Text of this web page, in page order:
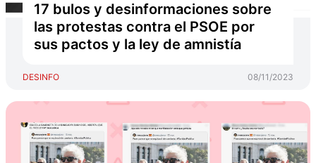
17 bulos y desinformaciones sobre
las protestas contra el PSOE por
sus pactos y la ley de amnistía
DESINFO 08/11/2023